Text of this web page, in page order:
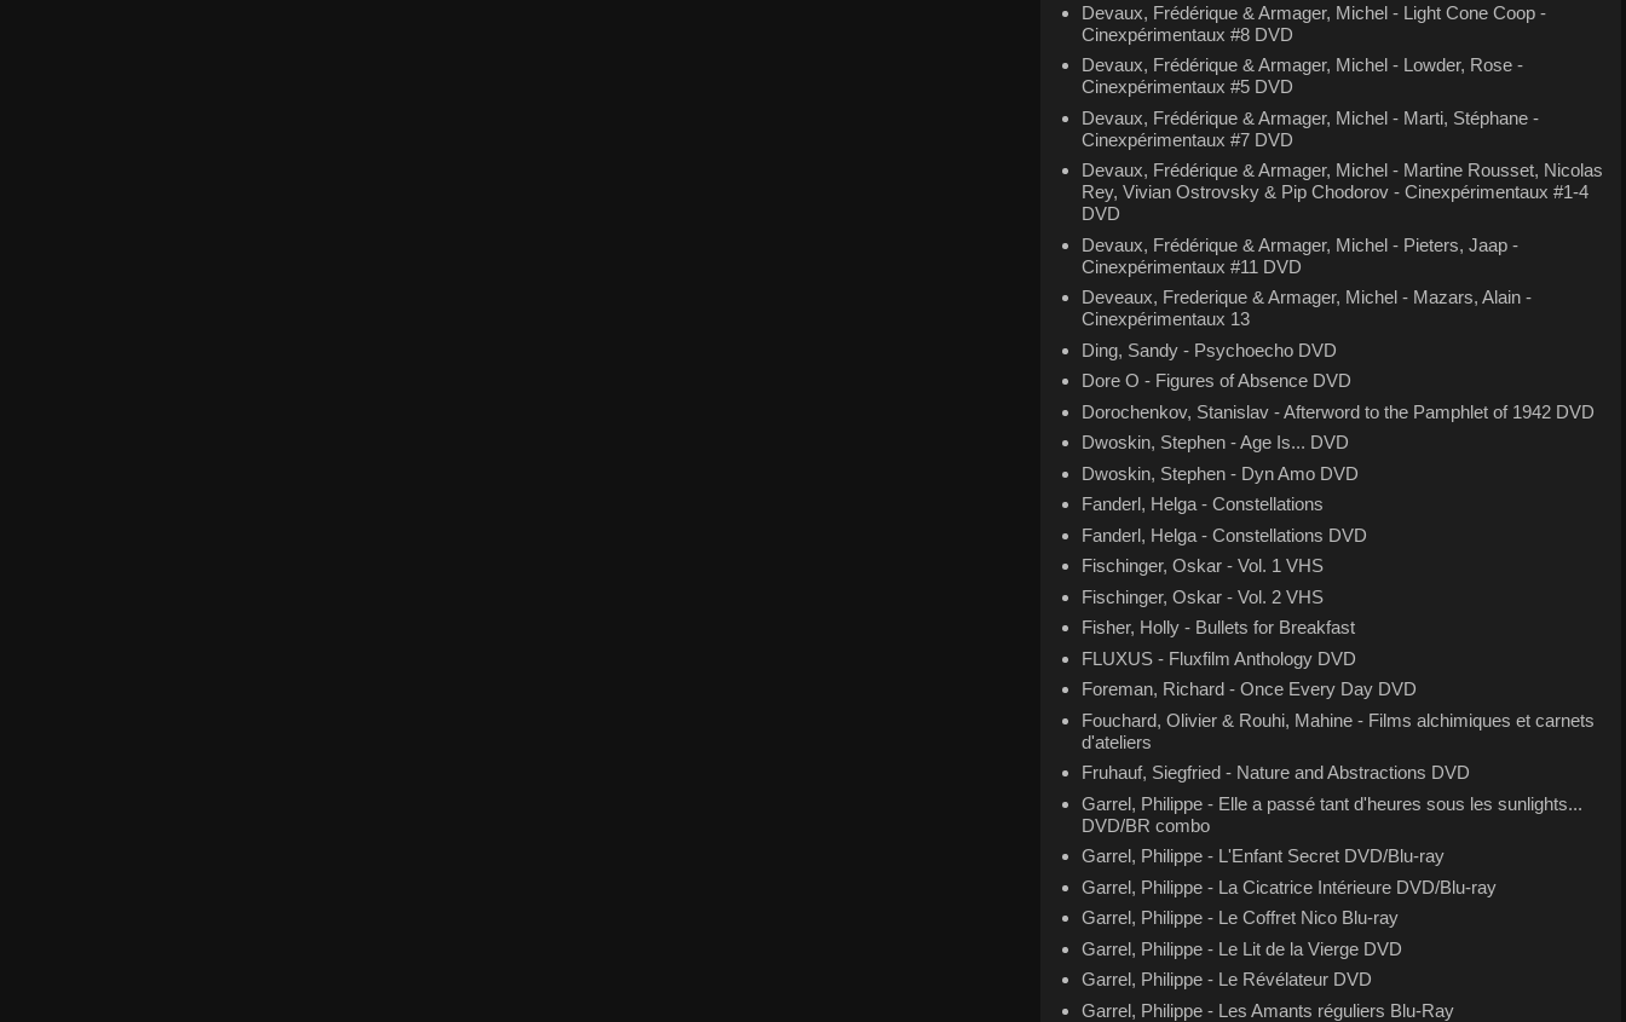
Devaux, Frédérique & Armager, Michel - Light Cone Coop -
Cinexpérimentaux #8 DVD
Devaux, Frédérique & Armager, Michel - Lowder, Rose -
Cinexpérimentaux #5 DVD
Devaux, Frédérique & Armager, Michel - Marti, Stéphane -
Cinexpérimentaux #7 DVD
Devaux, Frédérique & Armager, Michel - Martine Rousset, Nicolas
Rey, Vivian Ostrovsky & Pip Chodorov - Cinexpérimentaux #1-4
DVD
Devaux, Frédérique & Armager, Michel - Pieters, Jaap -
Cinexpérimentaux #11 DVD
Deveaux, Frederique & Armager, Michel - Mazars, Alain -
Cinexpérimentaux 13
Ding, Sandy - Psychoecho DVD
Dore O - Figures of Absence DVD
Dorochenkov, Stanislav - Afterword to the Pamphlet of 1942 DVD
Dwoskin, Stephen - Age Is... DVD
Dwoskin, Stephen - Dyn Amo DVD
Fanderl, Helga - Constellations
Fanderl, Helga - Constellations DVD
Fischinger, Oskar - Vol. 1 VHS
Fischinger, Oskar - Vol. 2 VHS
Fisher, Holly - Bullets for Breakfast
FLUXUS - Fluxfilm Anthology DVD
Foreman, Richard - Once Every Day DVD
Fouchard, Olivier & Rouhi, Mahine - Films alchimiques et carnets
d'ateliers
Fruhauf, Siegfried - Nature and Abstractions DVD
Garrel, Philippe - Elle a passé tant d'heures sous les sunlights...
DVD/BR combo
Garrel, Philippe - L'Enfant Secret DVD/Blu-ray
Garrel, Philippe - La Cicatrice Intérieure DVD/Blu-ray
Garrel, Philippe - Le Coffret Nico Blu-ray
Garrel, Philippe - Le Lit de la Vierge DVD
Garrel, Philippe - Le Révélateur DVD
Garrel, Philippe - Les Amants réguliers Blu-Ray